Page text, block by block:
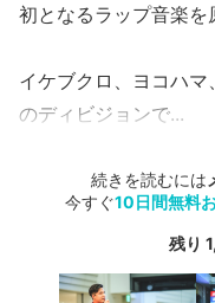
初となるラップ音楽を
イケブクロ、ヨコハ
のディビジョンで...
続きを読むには
今すぐ10日間無料
残り